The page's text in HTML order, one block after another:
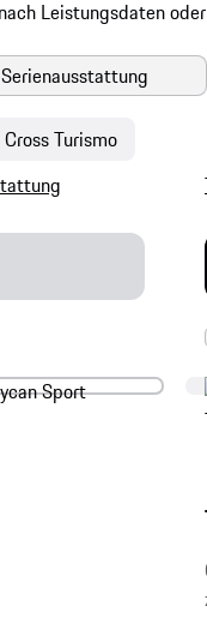
Serienausstattung
Cross Turismo